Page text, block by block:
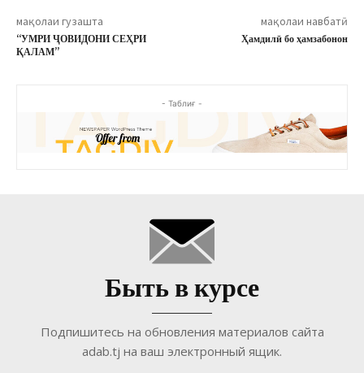
мақолаи гузашта
“УМРИ ҶОВИДОНИ СЕҲРИ
ҚАЛАМ”
мақолаи навбатӣ
Ҳамдилӣ бо ҳамзабонон
- Таблиғ -
Быть в курсе
Подпишитесь на обновления материалов сайта
adab.tj на ваш электронный ящик.